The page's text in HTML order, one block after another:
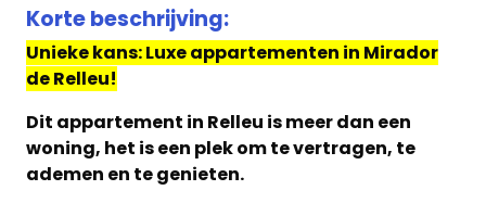
Korte beschrijving:
Unieke kans: Luxe appartementen in Mirador
de Relleu!
Dit appartement in Relleu is meer dan een
woning, het is een plek om te vertragen, te
ademen en te genieten.